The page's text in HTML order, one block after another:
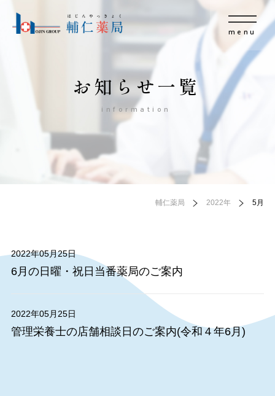
menu
お知らせ一覧
information
輔仁薬局 2022年 5月
2022年05月25日
6月の日曜・祝日当番薬局のご案内
2022年05月25日
管理栄養士の店舗相談日のご案内(令和４年6月)